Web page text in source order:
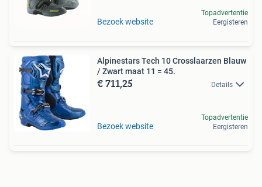
Bezoek website
Topadvertentie
Eergisteren
Alpinestars Tech 10 Crosslaarzen Blauw
/ Zwart maat 11 = 45.
€ 711,25 Details
Bezoek website
Topadvertentie
Eergisteren